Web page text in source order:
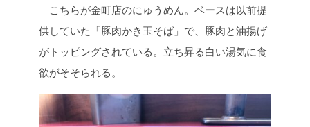
こちらが金町店のにゅうめん。ベースは以前提
供していた「豚肉かき玉そば」で、豚肉と油揚げ
がトッピングされている。立ち昇る白い湯気に食
欲がそそられる。